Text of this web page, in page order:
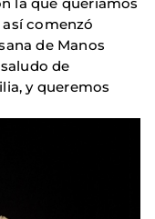
comenzó
de Manos
de
y queremos